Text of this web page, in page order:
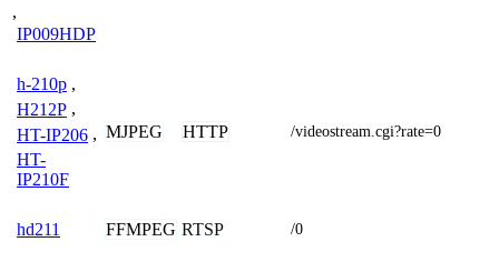
,
IP009HDP
h-210p ,
H212P ,
HT-IP206 ,
HT-
IP210F
MJPEG HTTP /videostream.cgi?rate=0
hd211 FFMPEG RTSP /0